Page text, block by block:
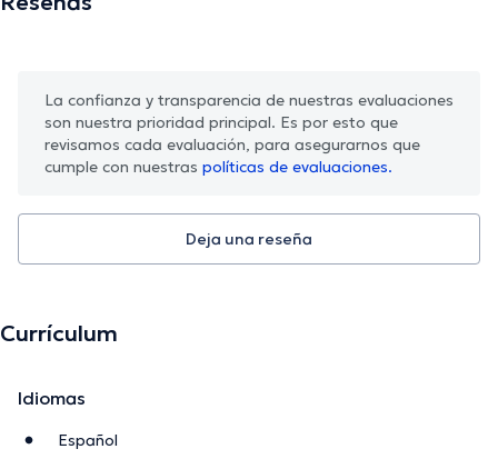
La confianza y transparencia de nuestras evaluaciones
son nuestra prioridad principal. Es por esto que
revisamos cada evaluación, para asegurarnos que
cumple con nuestras políticas de evaluaciones.
Deja una reseña
Currículum
Idiomas
Español